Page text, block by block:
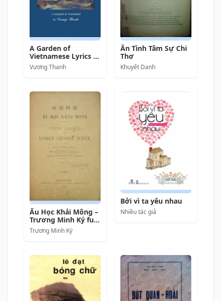
A Garden of
Vietnamese Lyrics &
Verse, Volume 1 –
Khu Vườn Thơ Nhạc
Vương Thanh
Ân Tình Tâm Sự Chi
Thơ
Khuyết Danh
Ấu Học Khải Mông –
Trương Minh Ký full
prc pdf epub azw3
[Thơ Nôm]
Trương Minh Ký
Bởi vì ta yêu nhau
Nhiều tác giả